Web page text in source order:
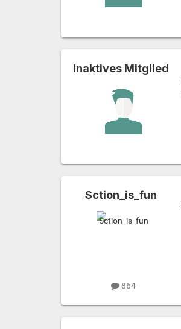
Inaktives Mitglied
Sction_is_fun
864